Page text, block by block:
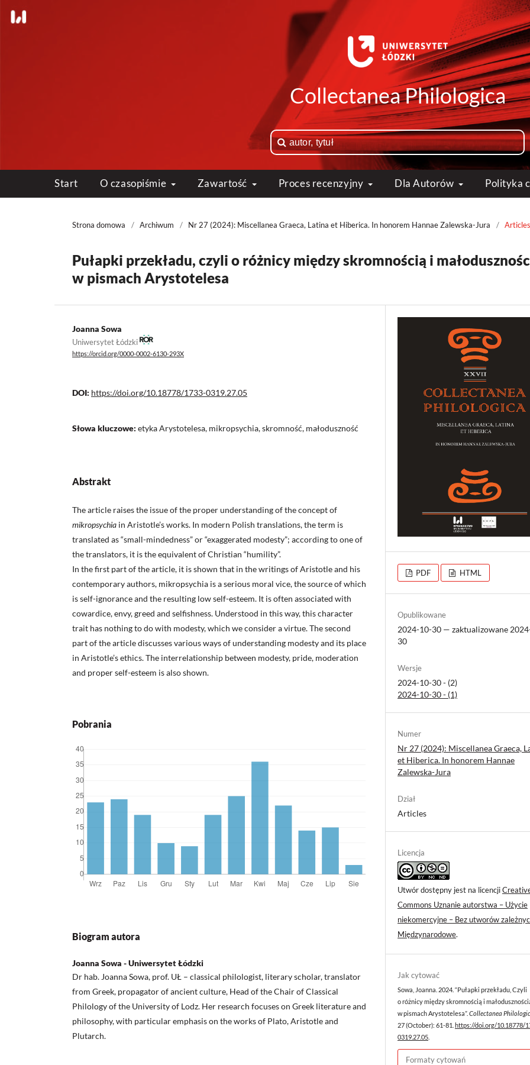
Collectanea Philologica
Start O czasopiśmie Zawartość Proces recenzyjny Dla Autorów Polityka
Strona domowa / Archiwum / Nr 27 (2024): Miscellanea Graeca, Latina et Hiberica. In honorem Hannae Zalewska-Jura / Articles
Pułapki przekładu, czyli o różnicy między skromnością i
w pismach Arystotelesa
Joanna Sowa
Uniwersytet Łódzki
https://orcid.org/0000-0002-6130-293X
DOI: https://doi.org/10.18778/1733-0319.27.05
Słowa kluczowe: etyka Arystotelesa, mikropsychia, skromność, małoduszność
Abstrakt
The article raises the issue of the proper understanding of the concept of
mikropsychia in Aristotle’s works. In modern Polish translations, the term is
translated as “small-mindedness” or “exaggerated modesty”; according to one of
the translators, it is the equivalent of Christian “humility”.
In the first part of the article, it is shown that in the writings of Aristotle and his
contemporary authors, mikropsychia is a serious moral vice, the source of which
is self-ignorance and the resulting low self-esteem. It is often associated with
cowardice, envy, greed and selfishness. Understood in this way, this character
trait has nothing to do with modesty, which we consider a virtue. The second
part of the article discusses various ways of understanding modesty and its place
in Aristotle’s ethics. The interrelationship between modesty, pride, moderation
and proper self-esteem is also shown.
Pobrania
Biogram autora
Joanna Sowa - Uniwersytet Łódzki
Dr hab. Joanna Sowa, prof. UŁ – classical philologist, literary scholar, translator
from Greek, propagator of ancient culture, Head of the Chair of Classical
Philology of the University of Lodz. Her research focuses on Greek literature and
philosophy, with particular emphasis on the works of Plato, Aristotle and
Plutarch.
PDF HTML
Opublikowane
2024-10-30 — zaktualizowane
30
Wersje
2024-10-30 - (2)
2024-10-30 - (1)
Numer
Nr 27 (2024): Miscellanea Graeca,
et Hiberica. In honorem Hannae
Zalewska-Jura
Dział
Articles
Licencja
Utwór dostępny jest na licencji
Commons Uznanie autorstwa – Użycie
niekomercyjne – Bez utworów
Międzynarodowe.
Jak cytować
Sowa, Joanna. 2024. “Pułapki przekładu, Czyli
o różnicy między skromnością i
w pismach Arystotelesa”. Collectanea
27 (October): 61-81. https://doi.org/10.18778/
0319.27.05
Formaty cytowań